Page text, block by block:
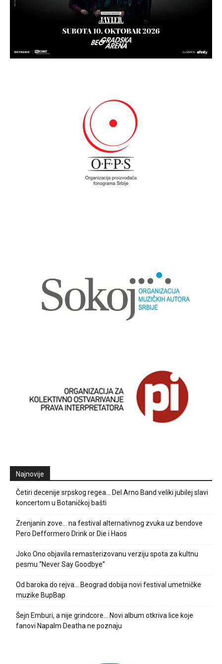
Najnovije
Četiri decenije srpskog regea… Del Arno Band veliki jubilej slavi
koncertom u Botaničkoj bašti
Zrenjanin zove… na festival alternativnog zvuka uz bendove
Pero Defformero Drink or Die i Haos
Joko Ono objavila remasterizovanu verziju spota za kultnu
pesmu “Never Say Goodbye”
Od baroka do rejva… Beograd dobija novi festival umetničke
muzike BupBap
Šejn Emburi, a nije grindcore… Novi album otkriva lice koje
fanovi Napalm Deatha ne poznaju